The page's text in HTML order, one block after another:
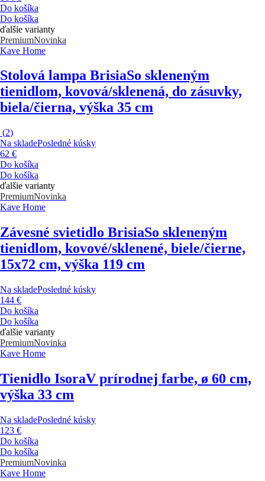
Do košíka
Do košíka
ďalšie varianty
PremiumNovinka
Kave Home
Stolová lampa BrisiaSo skleneným
tienidlom, kovová/sklenená, do zásuvky,
biela/čierna, výška 35 cm
(2)
Na skladePosledné kúsky
62 €
Do košíka
Do košíka
ďalšie varianty
PremiumNovinka
Kave Home
Závesné svietidlo BrisiaSo skleneným
tienidlom, kovové/sklenené, biele/čierne,
15x72 cm, výška 119 cm
Na skladePosledné kúsky
144 €
Do košíka
Do košíka
ďalšie varianty
PremiumNovinka
Kave Home
Tienidlo IsoraV prírodnej farbe, ø 60 cm,
výška 33 cm
Na skladePosledné kúsky
123 €
Do košíka
Do košíka
PremiumNovinka
Kave Home